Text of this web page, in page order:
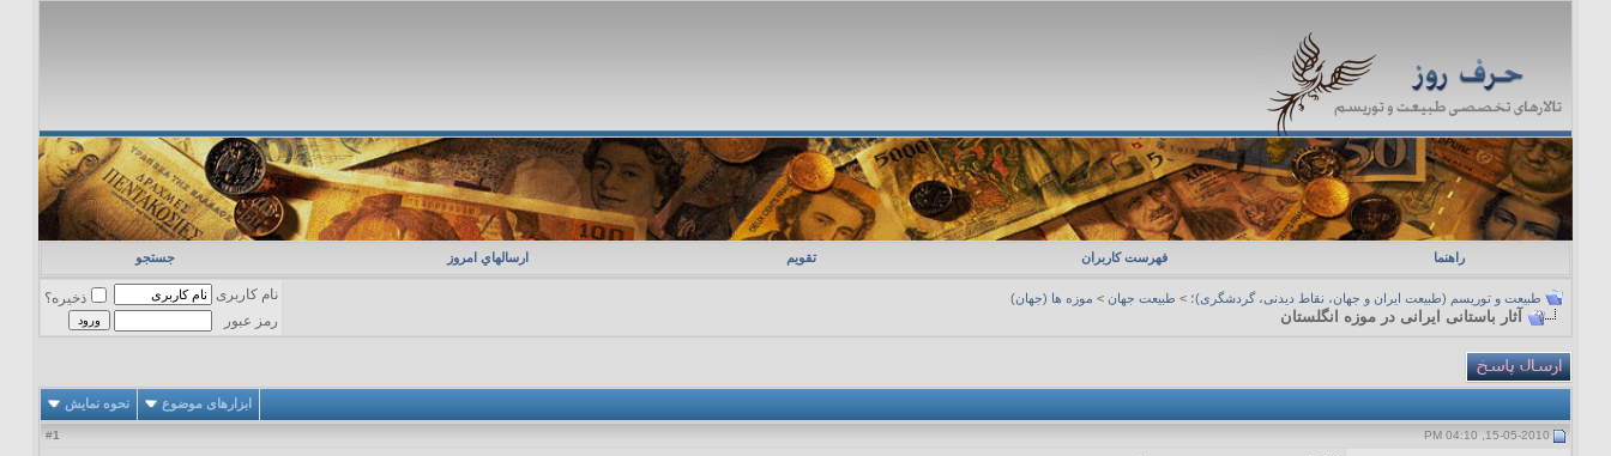
راهنما فهرست کاربران تقویم ارسالهاي امروز جستجو
طبیعت و توریسم (طبیعت ایران و جهان، نقاط دیدنی، گردشگری)؛ > طبیعت جهان > موزه ها (جهان)
آثار باستانی ایرانی در موزه انگلستان
نام کاربری
ذخیره؟
رمز عبور
ابزارهای موضوع نحوه نمایش
15-05-2010, 04:10 PM
1